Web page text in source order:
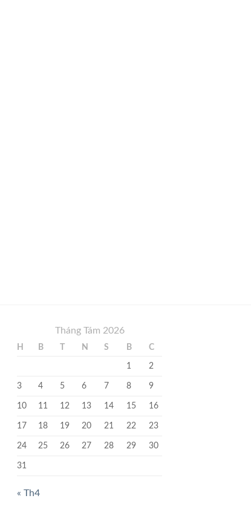
Tháng Tám 2026
H B T N S B C
1 2
3 4 5 6 7 8 9
10 11 12 13 14 15 16
17 18 19 20 21 22 23
24 25 26 27 28 29 30
31
« Th4